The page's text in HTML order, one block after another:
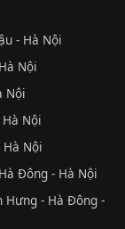
- Hà Nội
Nội
Nội
Nội
Hà Nội
Đông - Hà Nội
Hưng - Hà Đông -